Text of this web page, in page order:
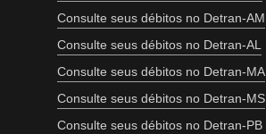
Consulte seus débitos no Detran-AM
Consulte seus débitos no Detran-AL
Consulte seus débitos no Detran-MA
Consulte seus débitos no Detran-MS
Consulte seus débitos no Detran-PB